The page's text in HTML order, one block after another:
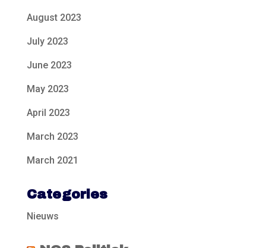
August 2023
July 2023
June 2023
May 2023
April 2023
March 2023
March 2021
Categories
Nieuws